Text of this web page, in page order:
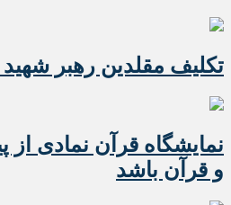
تکلیف مقلدین رهبر
نمایشگاه قرآن نمادی از
و قرآن باشد